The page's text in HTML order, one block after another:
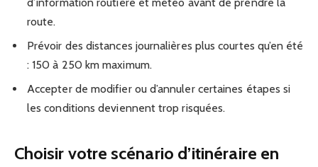
route.
Prévoir des distances journalières plus courtes qu’en été
: 150 à 250 km maximum.
Accepter de modifier ou d’annuler certaines étapes si
les conditions deviennent trop risquées.
Choisir votre scénario d’itinéraire en